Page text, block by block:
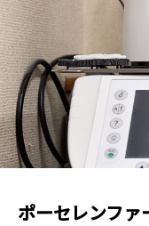
ポーセレンファ